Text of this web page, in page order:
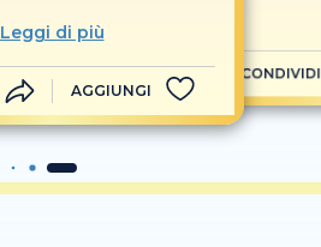
Leggi di più
AGGIUNGI
CONDIVIDI